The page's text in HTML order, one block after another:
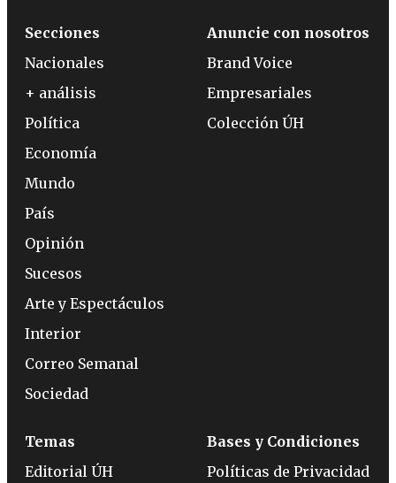
Secciones
Nacionales
+ análisis
Política
Economía
Mundo
País
Opinión
Sucesos
Arte y Espectáculos
Interior
Correo Semanal
Sociedad
Anuncie con nosotros
Brand Voice
Empresariales
Colección ÚH
Temas
Editorial ÚH
Bases y Condiciones
Políticas de Privacidad